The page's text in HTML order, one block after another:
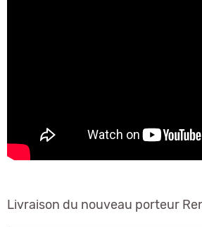
Livraison du nouveau porteur